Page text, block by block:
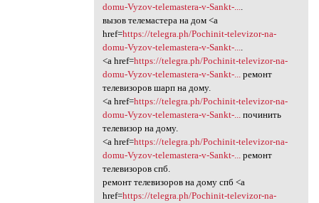
domu-Vyzov-telemastera-v-Sankt-....
вызов телемастера на дом <a
href=https://telegra.ph/Pochinit-televizor-na-
domu-Vyzov-telemastera-v-Sankt-....
<a href=https://telegra.ph/Pochinit-televizor-na-
domu-Vyzov-telemastera-v-Sankt-...ремонт
телевизоров шарп на дому.
<a href=https://telegra.ph/Pochinit-televizor-na-
domu-Vyzov-telemastera-v-Sankt-...починить
телевизор на дому.
<a href=https://telegra.ph/Pochinit-televizor-na-
domu-Vyzov-telemastera-v-Sankt-...ремонт
телевизоров спб.
ремонт телевизоров на дому спб <a
href=https://telegra.ph/Pochinit-televizor-na-